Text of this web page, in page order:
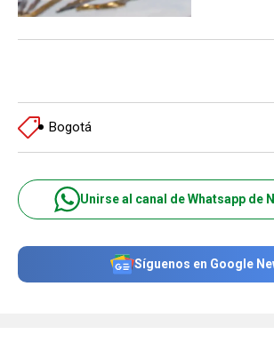
Bogotá
Unirse al canal de Whatsapp de
Síguenos en Google